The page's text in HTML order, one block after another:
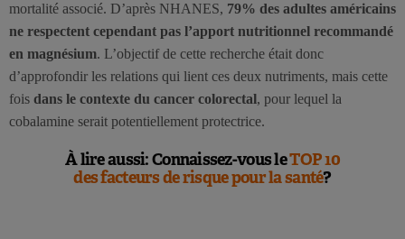
mortalité associé. D’après NHANES, 79% des adultes américains
ne respectent cependant pas l’apport nutritionnel recommandé
en magnésium. L’objectif de cette recherche était donc
d’approfondir les relations qui lient ces deux nutriments, mais cette
fois dans le contexte du cancer colorectal, pour lequel la
cobalamine serait potentiellement protectrice.
À lire aussi: Connaissez-vous leTOP 10
des facteurs de risque pour la santé?